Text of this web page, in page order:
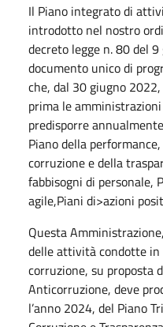
Il Piano integrato di
introdotto nel nostro
decreto legge n. 80 del
documento unico di
che, dal 30 giugno
prima le
predisporre
Piano della
corruzione e della
fabbisogni di personale,
agile,Piani di>azioni
Questa
delle attività condotte
corruzione, su proposta
Anticorruzione, deve
l’anno 2024, del Piano